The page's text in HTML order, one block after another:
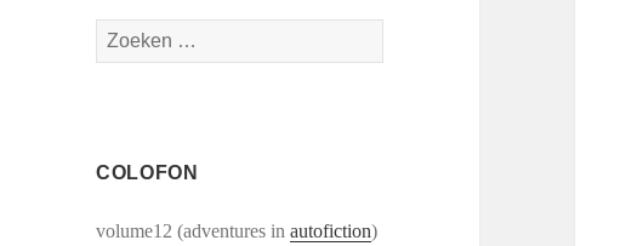
Zoeken
naar:
COLOFON
volume12 (adventures inautofiction)